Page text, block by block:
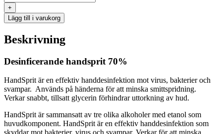
+
Lägg till i varukorg
Beskrivning
Desinficerande handsprit 70%
HandSprit är en effektiv handdesinfektion mot virus, bakterier och
svampar. Används på händerna för att minska smittspridning.
Verkar snabbt, tillsatt glycerin förhindrar uttorkning av hud.
HandSprit är sammansatt av tre olika alkoholer med etanol som
huvudkomponent. HandSprit är en effektiv handdesinfektion som